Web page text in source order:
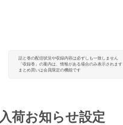
話と巻の配信状況や収録内容は必ずしも一致しません
「収録巻」の案内は、情報がある場合のみ表示されます
まとめ買いは会員限定の機能です
入荷お知らせ設定